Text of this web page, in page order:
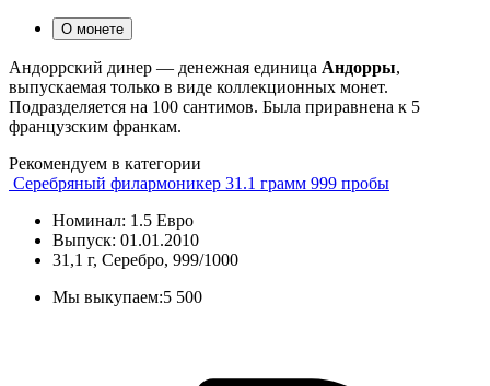
О монете
Андоррский динер — денежная единица Андорры,
выпускаемая только в виде коллекционных монет.
Подразделяется на 100 сантимов. Была приравнена к 5
французским франкам.
Рекомендуем в категории
Серебряный филармоникер 31.1 грамм 999 пробы
Номинал: 1.5 Евро
Выпуск: 01.01.2010
31,1 г, Серебро, 999/1000
Мы выкупаем:5 500